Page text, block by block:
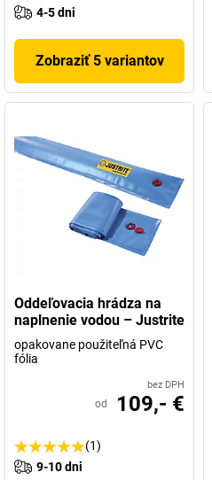
4-5 dni
Zobraziť 5 variantov
Oddeľovacia hrádza na
naplnenie vodou – Justrite
opakovane použiteľná PVC
fólia
bez DPH
od 109,- €
(1)
9-10 dni